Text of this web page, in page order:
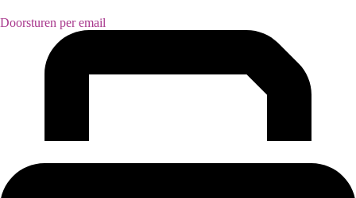
Doorsturen per email